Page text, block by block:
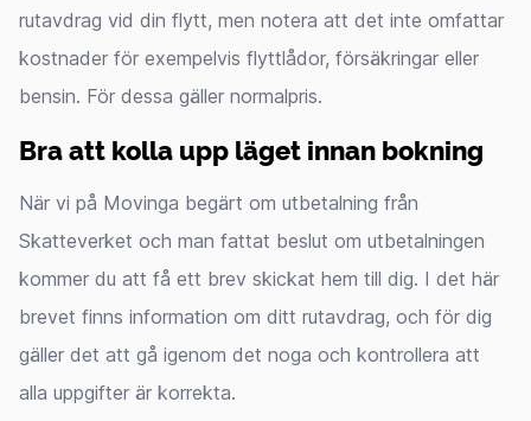
rutavdrag vid din flytt, men notera att det inte omfattar
kostnader för exempelvis flyttlådor, försäkringar eller
bensin. För dessa gäller normalpris.
Bra att kolla upp läget innan bokning
När vi på Movinga begärt om utbetalning från
Skatteverket och man fattat beslut om utbetalningen
kommer du att få ett brev skickat hem till dig. I det här
brevet finns information om ditt rutavdrag, och för dig
gäller det att gå igenom det noga och kontrollera att
alla uppgifter är korrekta.